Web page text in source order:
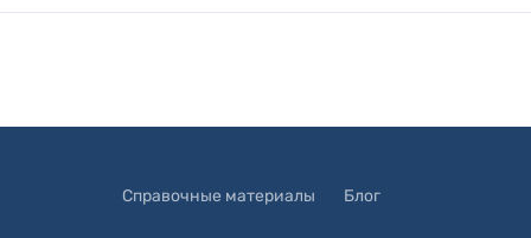
Справочные материалы Блог